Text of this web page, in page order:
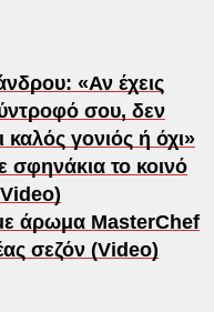
«Αν έχεις
σου, δεν
καλός γονιός ή όχι»
το κοινό
άρωμα MasterChef
σεζόν (Video)